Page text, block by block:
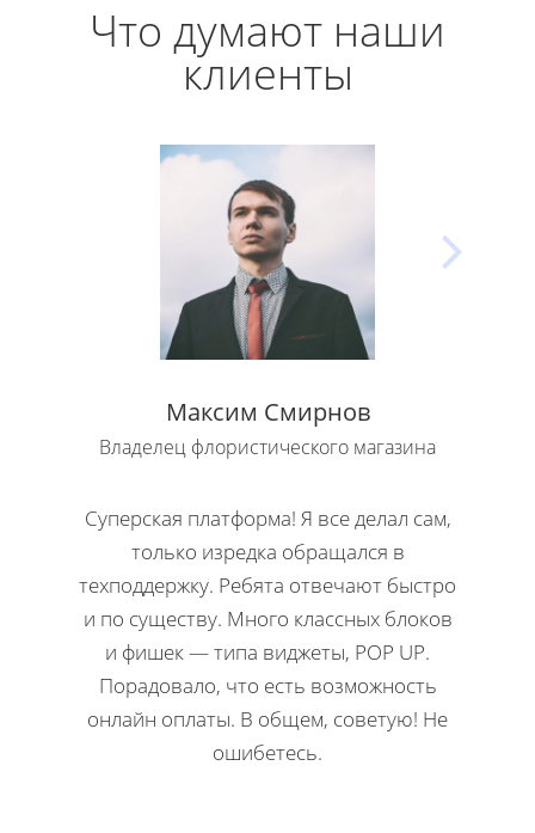
Что думают наши
клиенты
Максим Смирнов
Владелец флористического магазина
Суперская платформа! Я все делал сам,
только изредка обращался в
техподдержку. Ребята отвечают быстро
и по существу. Много классных блоков
и фишек — типа виджеты, POP UP.
Порадовало, что есть возможность
онлайн оплаты. В общем, советую! Не
ошибетесь.